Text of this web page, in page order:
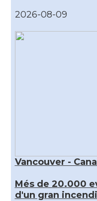
2026-08-09
Vancouver -
Més de 20.000
d'un gran